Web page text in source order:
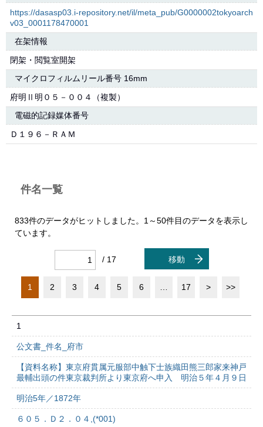
https://dasasp03.i-repository.net/il/meta_pub/G0000002tokyoarch
v03_0001178470001
在架情報
閉架・閲覧室開架
マイクロフィルムリール番号 16mm
府明Ⅱ明０５－００４（複製）
電磁的記録媒体番号
Ｄ１９６－ＲＡＭ
件名一覧
833件のデータがヒットしました。1～50件目のデータを表示し
ています。
/ 17 移動
1 2 3 4 5 6 17 > >>
1
公文書_件名_府市
【資料名称】東京府貫属元服部中触下士族織田熊三郎家来神戸
最輔出頭の件東京裁判所より東京府へ申入 明治５年４月９日
明治5年／1872年
６０５．Ｄ２．０４,(*001)